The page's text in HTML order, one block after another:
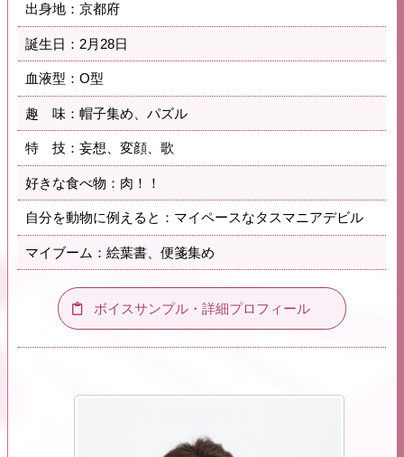
出身地：京都府
誕生日：2月28日
血液型：O型
趣 味：帽子集め、パズル
特 技：妄想、変顔、歌
好きな食べ物：肉！！
自分を動物に例えると：マイペースなタスマニアデビル
マイブーム：絵葉書、便箋集め
ボイスサンプル・詳細プロフィール